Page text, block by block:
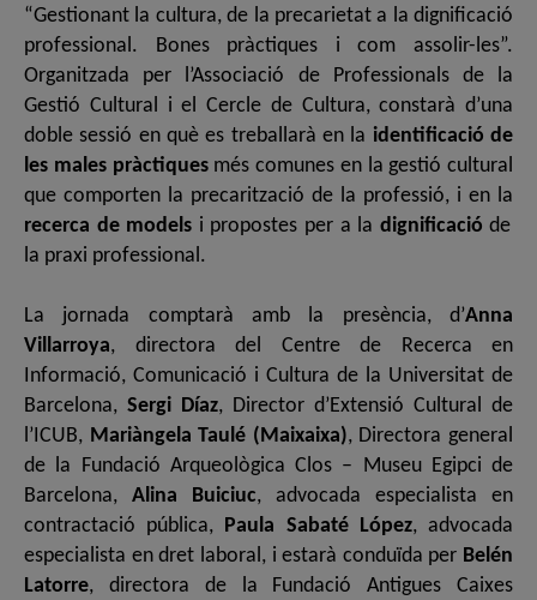
“Gestionant la cultura, de la precarietat a la dignificació
professional. Bones pràctiques i com assolir-les”.
Organitzada per l’Associació de Professionals de la
Gestió Cultural i el Cercle de Cultura, constarà d’una
doble sessió en què es treballarà en la identificació de
les males pràctiquesmés comunes en la gestió cultural
que comporten la precarització de la professió, i en la
recerca de models i propostes per a la dignificació de
la praxi professional.
La jornada comptarà amb la presència, d’Anna
Villarroya, directora del Centre de Recerca en
Informació, Comunicació i Cultura de la Universitat de
Barcelona, Sergi Díaz, Director d’Extensió Cultural de
l’ICUB, Mariàngela Taulé (Maixaixa), Directora general
de la Fundació Arqueològica Clos – Museu Egipci de
Barcelona, Alina Buiciuc, advocada especialista en
contractació pública, Paula Sabaté López, advocada
especialista en dret laboral, i estarà conduïda per Belén
Latorre, directora de la Fundació Antigues Caixes